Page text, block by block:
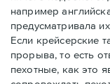
например
предусматривала
Если крейсерские
прорыва, то есть
пехотные, как это